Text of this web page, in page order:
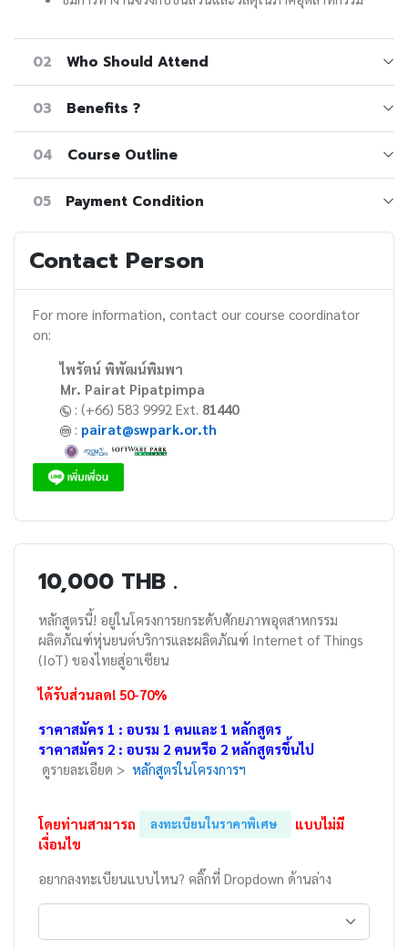
02 Who Should Attend
03 Benefits ?
04 Course Outline
05 Payment Condition
Contact Person
For more information, contact our course coordinator
on:
ไพรัตน์ พิพัฒน์พิมพา
Mr. Pairat Pipatpimpa
: (+66) 583 9992 Ext. 81440
: pairat@swpark.or.th
10,000 THB .
หลักสูตรนี้! อยู่ในโครงการยกระดับศักยภาพอุตสาหกรรม
ผลิตภัณฑ์หุ่นยนต์บริการและผลิตภัณฑ์ Internet of Things
(IoT) ของไทยสู่อาเซียน
ได้รับส่วนลด! 50-70%
ราคาสมัคร 1 : อบรม 1 คนและ 1 หลักสูตร
ราคาสมัคร 2 : อบรม 2 คนหรือ 2 หลักสูตรขึ้นไป
ดูรายละเอียด > หลักสูตรในโครงการฯ
โดยท่านสามารถ ลงทะเบียนในราคาพิเศษ
แบบไม่มี
เงื่อนไข
อยากลงทะเบียนแบบไหน? คลิ๊กที่ Dropdown ด้านล่าง